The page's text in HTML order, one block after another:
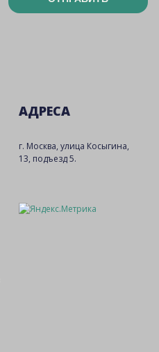
АДРЕСА
г. Москва, улица Косыгина,
13, подъезд 5.